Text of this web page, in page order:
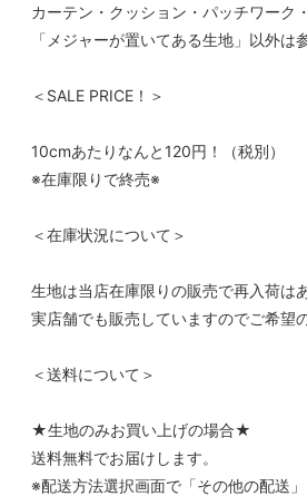
カーテン・クッション・パッチワーク
「メジャーが置いてある生地」以外は
＜SALE PRICE！＞
10cmあたりなんと120円！（税別）
※在庫限りで終売※
＜在庫状況について＞
生地は当店在庫限りの販売で再入荷は
実店舗でも販売していますのでご希望
＜送料について＞
★生地のみお買い上げの場合★
送料無料でお届けします。
※配送方法選択画面で「その他の配送」